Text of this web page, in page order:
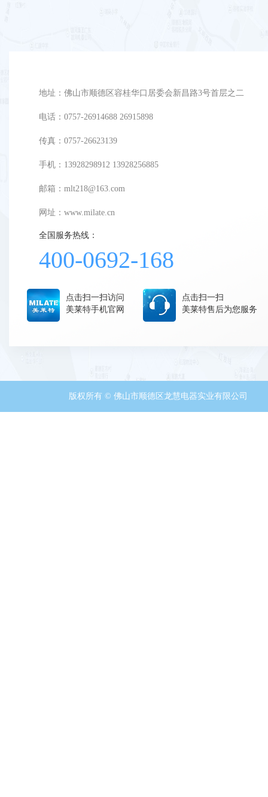
地址：佛山市顺德区容桂华口居委会新昌路3号首层之二
电话：0757-26914688 26915898
传真：0757-26623139
手机：13928298912 13928256885
邮箱：mlt218@163.com
网址： www.milate.cn
全国服务热线：
400-0692-168
点击扫一扫访问
美莱特手机官网
点击扫一扫
美莱特售后为您服务
版权所有 © 佛山市顺德区龙慧电器实业有限公司